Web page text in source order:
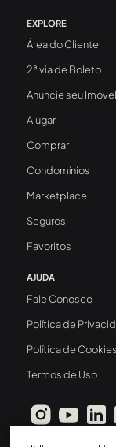
EXPLORE
Área do Cliente
2ª via de Boleto
Anuncie seu Imóvel
Alugar
Comprar
Condomínios
Marketplace
Seguros
Favoritos
AJUDA
Fale Conosco
Política de
Política de Cookies
Termos de Uso